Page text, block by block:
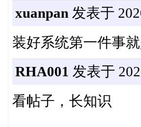
xuanpan 发表于
装好系统第一件事
RHA001 发表于
看帖子，长知识